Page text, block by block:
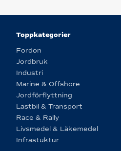
Toppkategorier
Fordon
Jordbruk
Industri
Marine & Offshore
Jordförflyttning
Lastbil & Transport
Race & Rally
Livsmedel & Läkemedel
Infrastuktur